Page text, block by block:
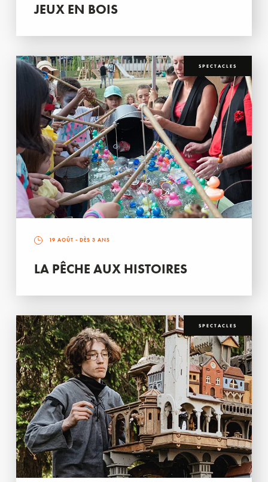
JEUX EN BOIS
SPECTACLES
19 AOÛT - DÈS 3 ANS
LA PÊCHE AUX HISTOIRES
SPECTACLES